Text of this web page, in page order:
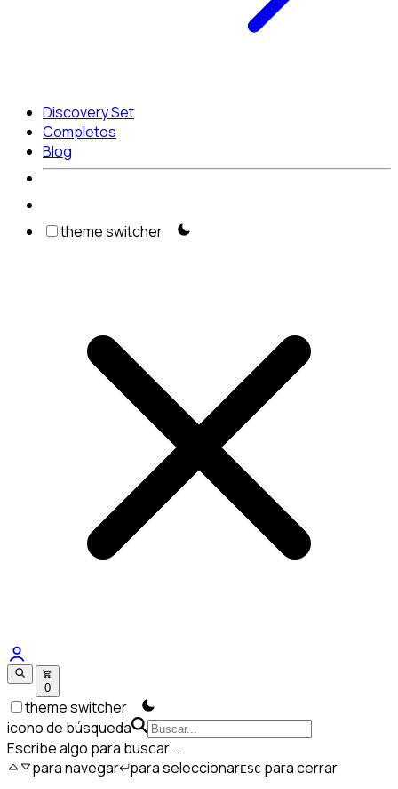
Discovery Set
Completos
Blog
theme switcher
0
theme switcher
icono de búsqueda
Escribe algo para buscar...
para navegar para seleccionarESC para cerrar